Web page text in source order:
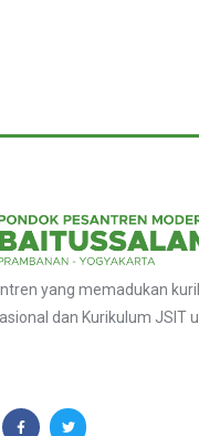
yang memadukan
dan Kurikulum